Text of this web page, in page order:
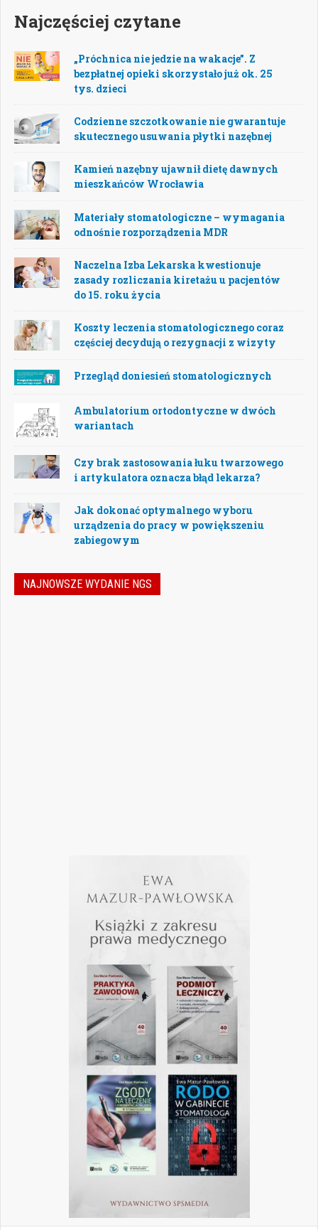
Najczęściej czytane
„Próchnica nie jedzie na wakacje”. Z
bezpłatnej opieki skorzystało już ok. 25
tys. dzieci
Codzienne szczotkowanie nie gwarantuje
skutecznego usuwania płytki nazębnej
Kamień nazębny ujawnił dietę dawnych
mieszkańców Wrocławia
Materiały stomatologiczne – wymagania
odnośnie rozporządzenia MDR
Naczelna Izba Lekarska kwestionuje
zasady rozliczania kiretażu u pacjentów
do 15. roku życia
Koszty leczenia stomatologicznego coraz
częściej decydują o rezygnacji z wizyty
Przegląd doniesień stomatologicznych
Ambulatorium ortodontyczne w dwóch
wariantach
Czy brak zastosowania łuku twarzowego
i artykulatora oznacza błąd lekarza?
Jak dokonać optymalnego wyboru
urządzenia do pracy w powiększeniu
zabiegowym
NAJNOWSZE WYDANIE NGS